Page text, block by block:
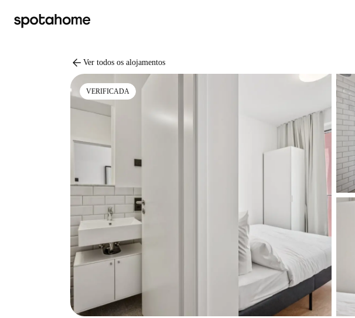
arrow_back Ver todos os alojamentos
VERIFICADA